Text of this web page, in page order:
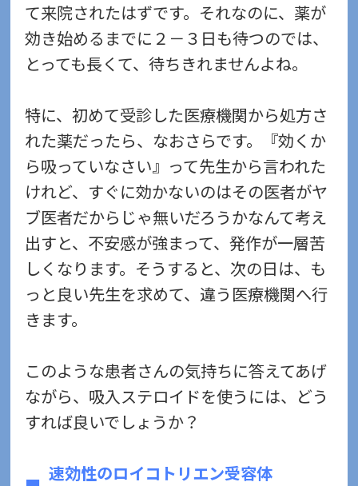
て来院されたはずです。それなのに、薬が
効き始めるまでに２－３日も待つのでは、
とっても長くて、待ちきれませんよね。
特に、初めて受診した医療機関から処方さ
れた薬だったら、なおさらです。『効くか
ら吸っていなさい』って先生から言われた
けれど、すぐに効かないのはその医者がヤ
ブ医者だからじゃ無いだろうかなんて考え
出すと、不安感が強まって、発作が一層苦
しくなります。そうすると、次の日は、も
っと良い先生を求めて、違う医療機関へ行
きます。
このような患者さんの気持ちに答えてあげ
ながら、吸入ステロイドを使うには、どう
すれば良いでしょうか？
速効性のロイコトリエン受容体